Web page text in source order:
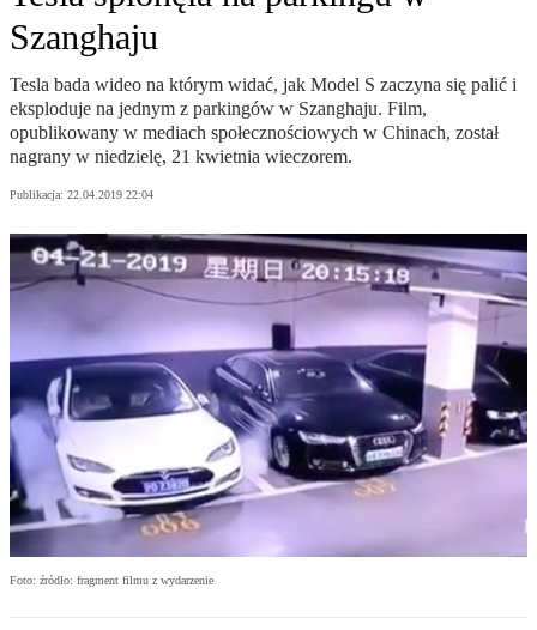
Szanghaju
Tesla bada wideo na którym widać, jak Model S zaczyna się palić i
eksploduje na jednym z parkingów w Szanghaju. Film,
opublikowany w mediach społecznościowych w Chinach, został
nagrany w niedzielę, 21 kwietnia wieczorem.
Publikacja: 22.04.2019 22:04
Foto: źródło: fragment filmu z wydarzenie